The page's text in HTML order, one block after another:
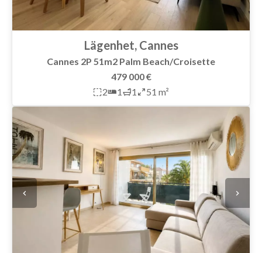
Lägenhet, Cannes
Cannes 2P 51m2 Palm Beach/Croisette
479 000 €
2
1 1 51 m²